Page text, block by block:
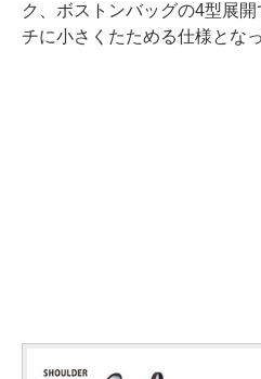
ク、ボストンバッグの4型展
チに小さくたためる仕様とな